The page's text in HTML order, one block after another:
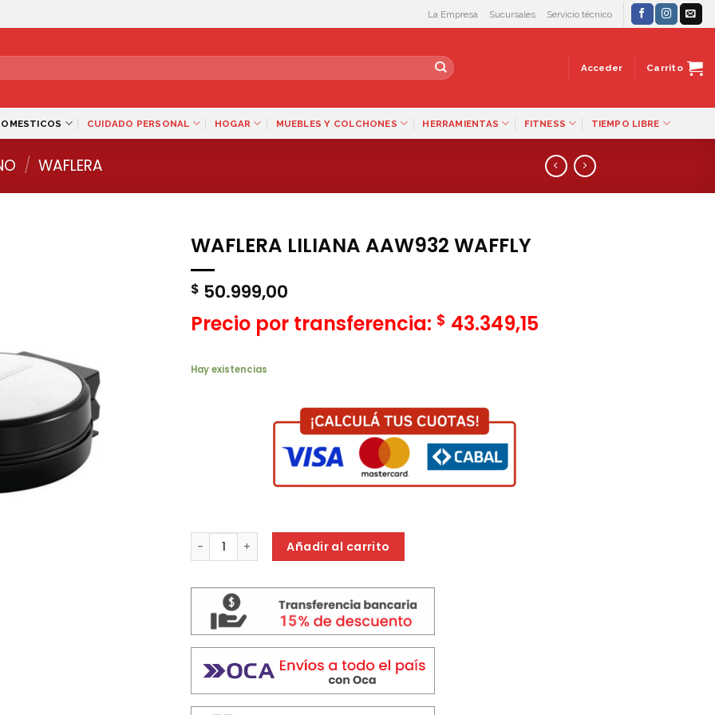
La Empresa Sucursales Servicio técnico
Acceder Carrito
CUIDADO PERSONAL HOGAR MUEBLES Y COLCHONES HERRAMIENTAS FITNESS TIEMPO LIBRE
/ WAFLERA
WAFLERA LILIANA AAW932 WAFFLY
$ 50.999,00
Precio por transferencia: $ 43.349,15
Hay existencias
WAFLERA LILIANA AAW932 WAFFLY cantidad
Añadir al carrito